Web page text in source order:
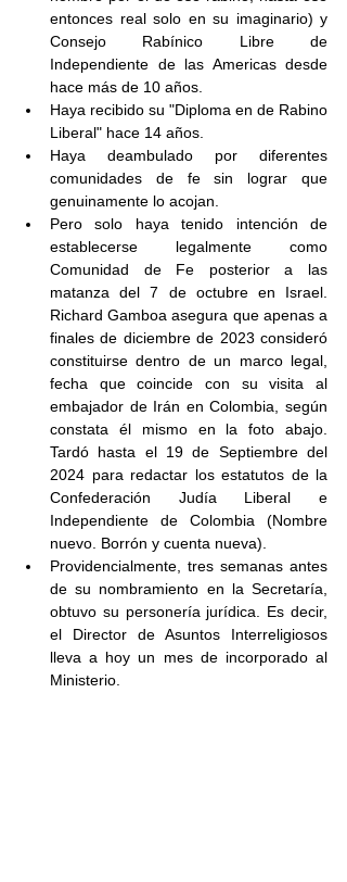
entonces real solo en su imaginario) y
Consejo Rabínico Libre de
Independiente de las Americas desde
hace más de 10 años.
Haya recibido su "Diploma en de Rabino
Liberal" hace 14 años.
Haya deambulado por diferentes
comunidades de fe sin lograr que
genuinamente lo acojan.
Pero solo haya tenido intención de
establecerse legalmente como
Comunidad de Fe posterior a las
matanza del 7 de octubre en Israel.
Richard Gamboa asegura que apenas a
finales de diciembre de 2023 consideró
constituirse dentro de un marco legal,
fecha que coincide con su visita al
embajador de Irán en Colombia, según
constata él mismo en la foto abajo.
Tardó hasta el 19 de Septiembre del
2024 para redactar los estatutos de la
Confederación Judía Liberal e
Independiente de Colombia (Nombre
nuevo. Borrón y cuenta nueva).
Providencialmente, tres semanas antes
de su nombramiento en la Secretaría,
obtuvo su personería jurídica. Es decir,
el Director de Asuntos Interreligiosos
lleva a hoy un mes de incorporado al
Ministerio.